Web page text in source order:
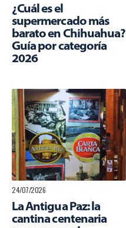
¿Cuál es el
supermercado más
barato en Chihuahua?
Guía por categoría
2026
24/07/2026
La Antigua Paz: la
cantina centenaria